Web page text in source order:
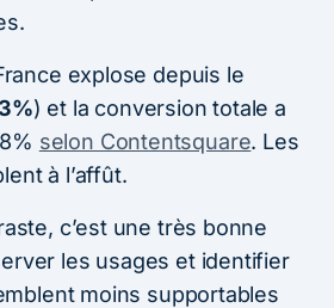
explose depuis le
) et la conversion totale a
selon Contentsquare. Les
à l’affût.
c’est une très bonne
les usages et identifier
moins supportables